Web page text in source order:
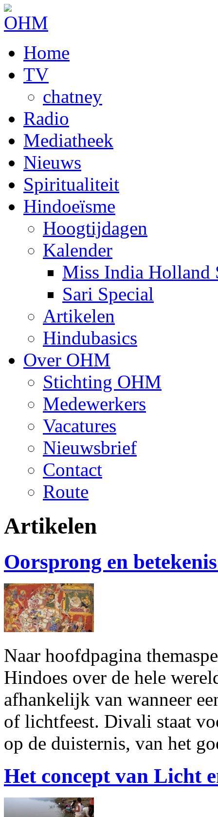
Home
TV
chatney
Radio
Mediatheek
Nieuws
Spiritualiteit
Hindoeïsme
Hoogtijdagen
Kalender
Miss India Holland
Sari Special
Artikelen
Hindubasics
Over OHM
Stichting OHM
Medewerkers
Vacatures
Nieuwsbrief
Contact
Route
Artikelen
Oorsprong en
Naar hoofdpagina
Hindoes over de hele
afhankelijk van wanneer
of lichtfeest. Divali staat
op de duisternis, van het
Het concept van Licht